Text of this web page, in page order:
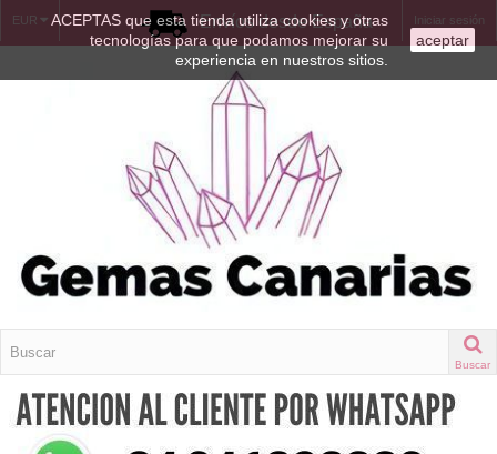
ACEPTAS que esta tienda utiliza cookies y otras
tecnologías para que podamos mejorar su
experiencia en nuestros sitios.
aceptar
EUR Iniciar sesión
Envíos desde España
Buscar